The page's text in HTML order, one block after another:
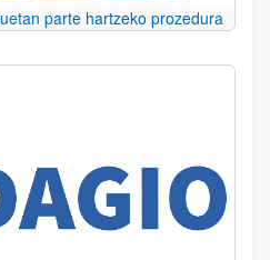
parte hartzeko prozedura